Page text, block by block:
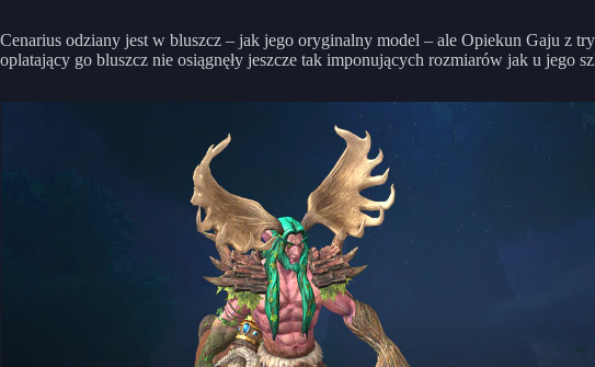
Cenarius odziany jest w bluszcz – jak jego oryginalny model – ale Opiekun Gaju z
oplatający go bluszcz nie osiągnęły jeszcze tak imponujących rozmiarów jak u jego